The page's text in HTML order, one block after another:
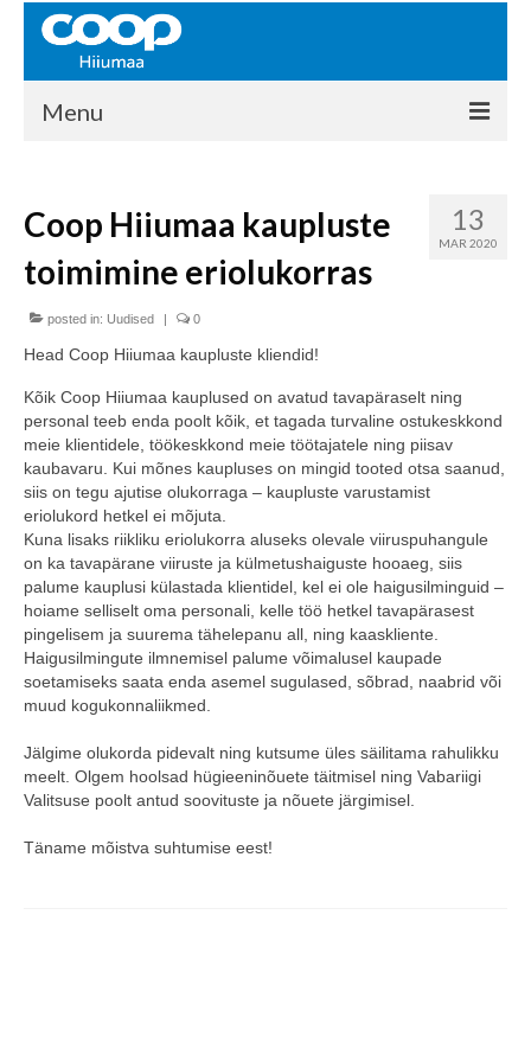
Menu
Kontakt
Liikmed
Ajalugu
KAUPLUSED
EHITUSKESKUS
KAUBAMAJA
KAMPAANIAD
COOP KLIENDIKAART
KINKEKAART
PAKUME TÖÖD
HIIUMAA KÖÖK JA PAGAR
MEIE PANUS
13
MAR 2020
Coop Hiiumaa kaupluste
toimimine eriolukorras
posted in: Uudised | 0
Head Coop Hiiumaa kaupluste kliendid!
Kõik Coop Hiiumaa kauplused on avatud tavapäraselt ning
personal teeb enda poolt kõik, et tagada turvaline ostukeskkond
meie klientidele, töökeskkond meie töötajatele ning piisav
kaubavaru. Kui mõnes kaupluses on mingid tooted otsa saanud,
siis on tegu ajutise olukorraga – kaupluste varustamist
eriolukord hetkel ei mõjuta.
Kuna lisaks riikliku eriolukorra aluseks olevale viiruspuhangule
on ka tavapärane viiruste ja külmetushaiguste hooaeg, siis
palume kauplusi külastada klientidel, kel ei ole haigusilminguid –
hoiame selliselt oma personali, kelle töö hetkel tavapärasest
pingelisem ja suurema tähelepanu all, ning kaaskliente.
Haigusilmingute ilmnemisel palume võimalusel kaupade
soetamiseks saata enda asemel sugulased, sõbrad, naabrid või
muud kogukonnaliikmed.
Jälgime olukorda pidevalt ning kutsume üles säilitama rahulikku
meelt. Olgem hoolsad hügieeninõuete täitmisel ning Vabariigi
Valitsuse poolt antud soovituste ja nõuete järgimisel.
Täname mõistva suhtumise eest!